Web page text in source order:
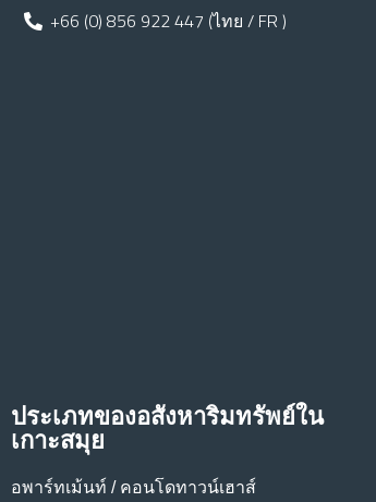
+66 (0) 856 922 447 (ไทย / FR )
ประเภทของอสังหาริมทรัพย์ใน
เกาะสมุย
อพาร์ทเม้นท์ / คอนโดทาวน์เฮาส์